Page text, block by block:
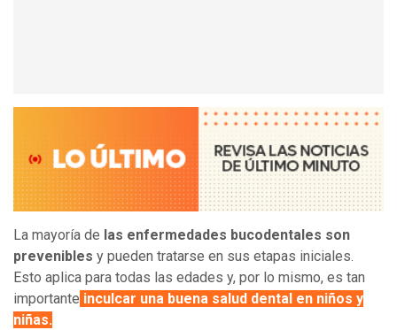
La mayoría de las enfermedades bucodentales son
prevenibles y pueden tratarse en sus etapas iniciales.
Esto aplica para todas las edades y, por lo mismo, es tan
importante inculcar una buena salud dental en niños y
niñas.